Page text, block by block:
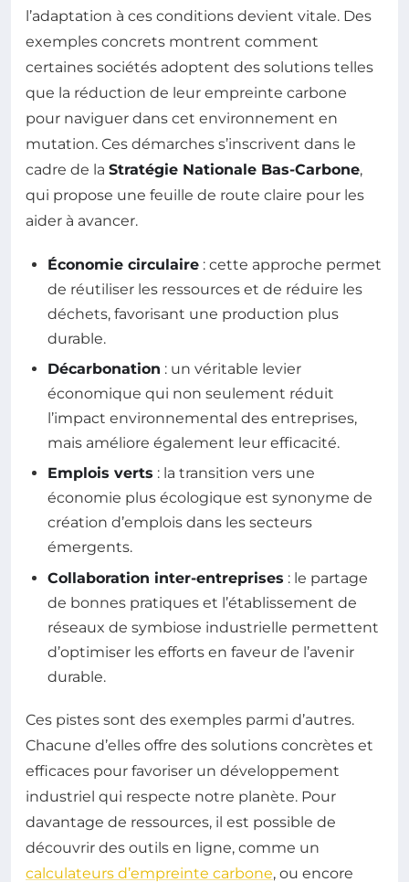
l’adaptation à ces conditions devient vitale. Des
exemples concrets montrent comment
certaines sociétés adoptent des solutions telles
que la réduction de leur empreinte carbone
pour naviguer dans cet environnement en
mutation. Ces démarches s’inscrivent dans le
cadre de la Stratégie Nationale Bas-Carbone,
qui propose une feuille de route claire pour les
aider à avancer.
Économie circulaire : cette approche permet
de réutiliser les ressources et de réduire les
déchets, favorisant une production plus
durable.
Décarbonation : un véritable levier
économique qui non seulement réduit
l’impact environnemental des entreprises,
mais améliore également leur efficacité.
Emplois verts : la transition vers une
économie plus écologique est synonyme de
création d’emplois dans les secteurs
émergents.
Collaboration inter-entreprises : le partage
de bonnes pratiques et l’établissement de
réseaux de symbiose industrielle permettent
d’optimiser les efforts en faveur de l’avenir
durable.
Ces pistes sont des exemples parmi d’autres.
Chacune d’elles offre des solutions concrètes et
efficaces pour favoriser un développement
industriel qui respecte notre planète. Pour
davantage de ressources, il est possible de
découvrir des outils en ligne, comme un
calculateurs d’empreinte carbone, ou encore